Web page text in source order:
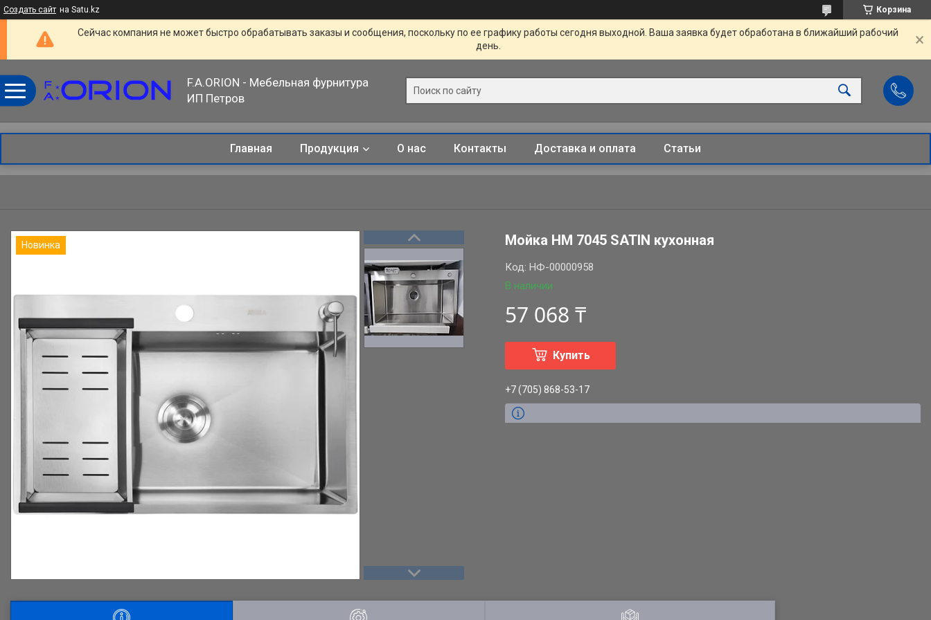
Создать сайт на Satu.kz Корзина
Сейчас компания не может быстро обрабатывать заказы и сообщения, поскольку по ее графику работы сегодня выходной. Ваша заявка будет обработана в ближайший рабочий
день.
F.A.ORION - Мебельная фурнитура
ИП Петров
Главная Продукция О нас Контакты Доставка и оплата Статьи
Новинка Мойка НМ 7045 SATIN кухонная
В наличии
Код:НФ-00000958
57 068 ₸
Купить
+7 (705) 868-53-17